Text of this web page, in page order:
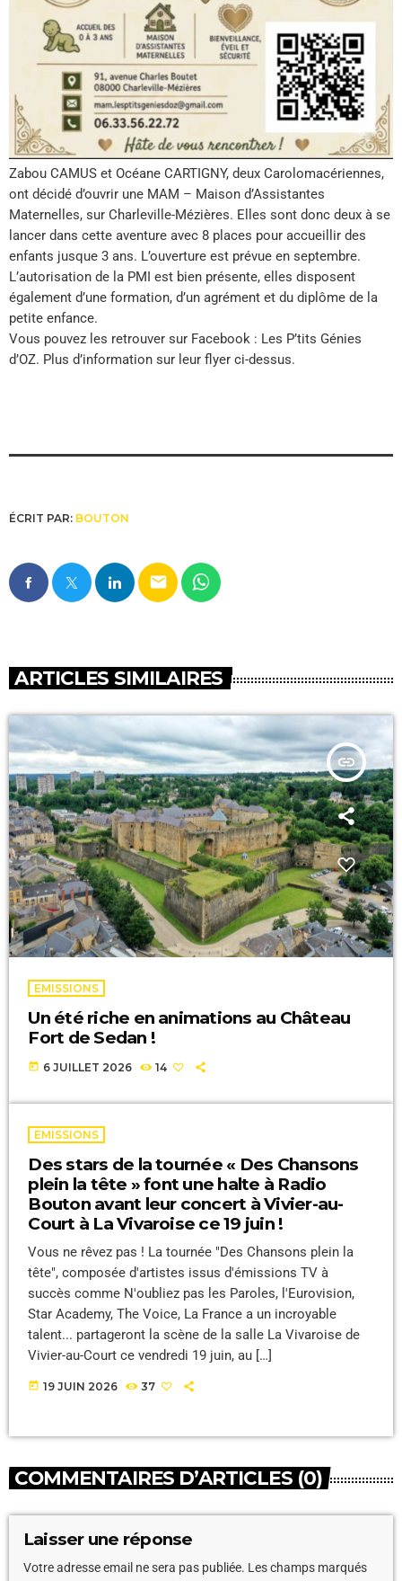
Zabou CAMUS et Océane CARTIGNY, deux Carolomacériennes,
ont décidé d’ouvrir une MAM – Maison d’Assistantes
Maternelles, sur Charleville-Mézières. Elles sont donc deux à se
lancer dans cette aventure avec 8 places pour accueillir des
enfants jusque 3 ans. L’ouverture est prévue en septembre.
L’autorisation de la PMI est bien présente, elles disposent
également d’une formation, d’un agrément et du diplôme de la
petite enfance.
Vous pouvez les retrouver sur Facebook : Les P’tits Génies
d’OZ. Plus d’information sur leur flyer ci-dessus.
ÉCRIT PAR: BOUTON
email
ARTICLES SIMILAIRES
insert_link
EMISSIONS
Un été riche en animations au Château
Fort de Sedan !
today 6 JUILLET 2026 14
EMISSIONS
Des stars de la tournée « Des Chansons
plein la tête » font une halte à Radio
Bouton avant leur concert à Vivier-au-
Court à La Vivaroise ce 19 juin !
Vous ne rêvez pas ! La tournée "Des Chansons plein la
tête", composée d'artistes issus d'émissions TV à
succès comme N'oubliez pas les Paroles, l'Eurovision,
Star Academy, The Voice, La France a un incroyable
talent... partageront la scène de la salle La Vivaroise de
Vivier-au-Court ce vendredi 19 juin, au […]
today 19 JUIN 2026 37
COMMENTAIRES D’ARTICLES (0)
Laisser une réponse
Votre adresse email ne sera pas publiée. Les champs marqués